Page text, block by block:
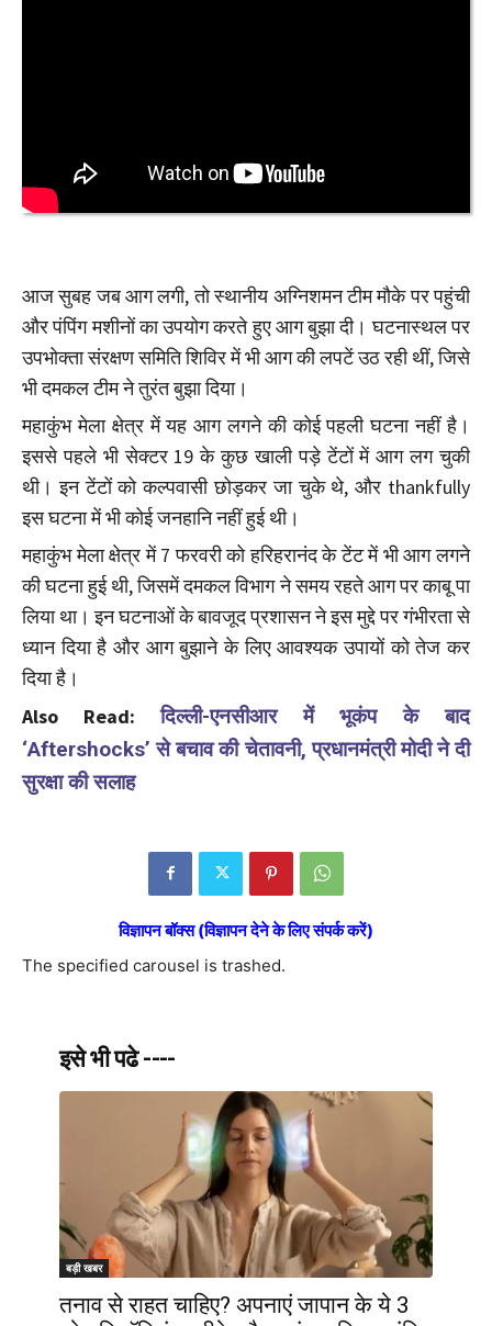
आज सुबह जब आग लगी, तो स्थानीय अग्निशमन टीम मौके पर पहुंची
और पंपिंग मशीनों का उपयोग करते हुए आग बुझा दी। घटनास्थल पर
उपभोक्ता संरक्षण समिति शिविर में भी आग की लपटें उठ रही थीं, जिसे
भी दमकल टीम ने तुरंत बुझा दिया।
महाकुंभ मेला क्षेत्र में यह आग लगने की कोई पहली घटना नहीं है।
इससे पहले भी सेक्टर 19 के कुछ खाली पड़े टेंटों में आग लग चुकी
थी। इन टेंटों को कल्पवासी छोड़कर जा चुके थे, और thankfully
इस घटना में भी कोई जनहानि नहीं हुई थी।
महाकुंभ मेला क्षेत्र में 7 फरवरी को हरिहरानंद के टेंट में भी आग लगने
की घटना हुई थी, जिसमें दमकल विभाग ने समय रहते आग पर काबू पा
लिया था। इन घटनाओं के बावजूद प्रशासन ने इस मुद्दे पर गंभीरता से
ध्यान दिया है और आग बुझाने के लिए आवश्यक उपायों को तेज कर
दिया है।
Also Read:दिल्ली-एनसीआर में भूकंप के बाद
‘Aftershocks’ से बचाव की चेतावनी, प्रधानमंत्री मोदी ने दी
सुरक्षा की सलाह
विज्ञापन बॉक्स (विज्ञापन देने के लिए संपर्क करें)
The specified carousel is trashed.
इसे भी पढे ----
बड़ी खबर
तनाव से राहत चाहिए? अपनाएं जापान के ये 3